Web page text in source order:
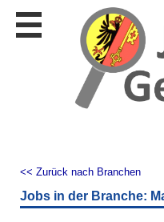
Stellen
WERBUNG
publizieren
<< Zurück nach Branchen
Jobs in der Branche: